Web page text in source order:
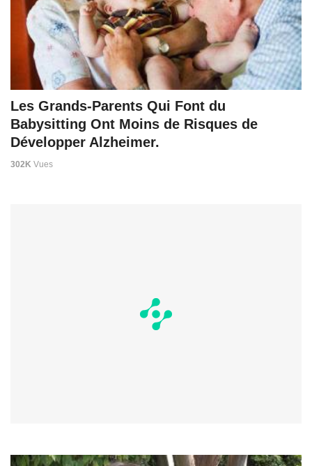
Les Grands-Parents Qui Font du
Babysitting Ont Moins de Risques de
Développer Alzheimer.
302K Vues